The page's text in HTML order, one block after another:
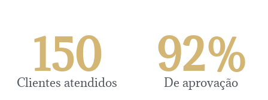
Clientes atendidos
150 De aprovação
92%